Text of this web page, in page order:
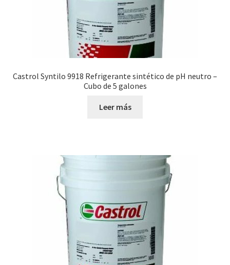
Castrol Syntilo 9918 Refrigerante sintético de pH neutro –
Cubo de 5 galones
Leer más